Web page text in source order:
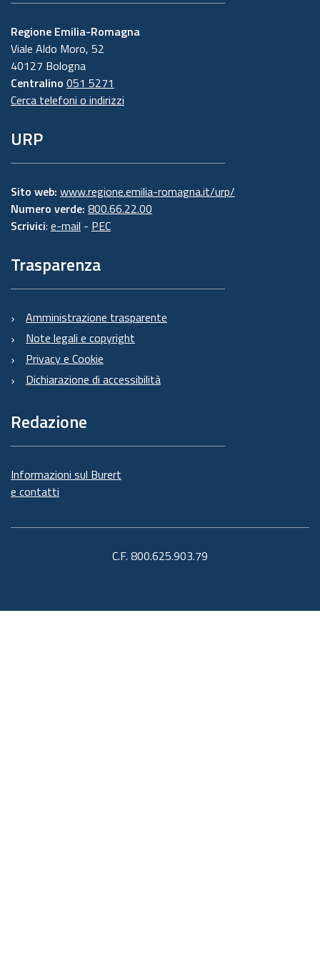
Regione Emilia-Romagna
Viale Aldo Moro, 52
40127 Bologna
Centralino 051 5271
Cerca telefoni o indirizzi
URP
Sito web: www.regione.emilia-romagna.it/urp/
Numero verde: 800.66.22.00
Scrivici: e-mail - PEC
Trasparenza
Amministrazione trasparente
Note legali e copyright
Privacy e Cookie
Dichiarazione di accessibilità
Redazione
Informazioni sul Burert
e contatti
C.F. 800.625.903.79